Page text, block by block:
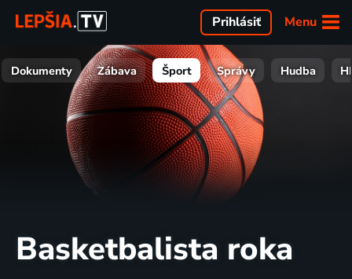
Menu
Prihlásiť
Dokumenty Zábava Šport Správy Hudba
Basketbalista roka